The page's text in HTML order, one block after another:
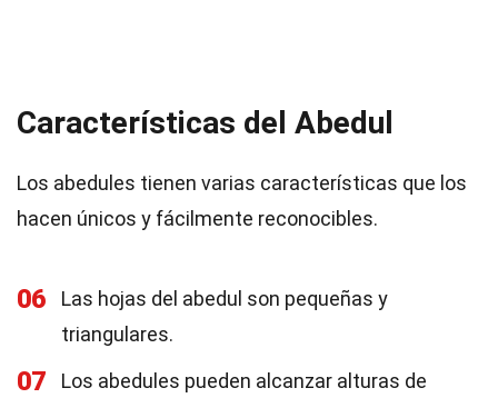
Características del Abedul
Los abedules tienen varias características que los
hacen únicos y fácilmente reconocibles.
06
Las hojas del abedul son pequeñas y
triangulares.
07
Los abedules pueden alcanzar alturas de